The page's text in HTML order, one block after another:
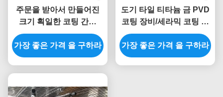
주문을 받아서 만들어진
크기 획일한 코팅 간격
PVD 진공 다 아크 이온 도
기 타일 코팅 기계
가장 좋은 가격 을 구하라
도기 타일 티타늄 금 PVD
코팅 장비/세라믹 코팅 기
계
가장 좋은 가격 을 구하라